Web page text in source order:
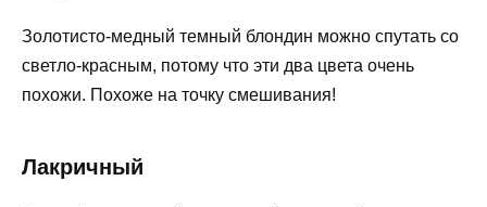
Золотисто-медный темный блондин можно спутать со
светло-красным, потому что эти два цвета очень
похожи. Похоже на точку смешивания!
Лакричный